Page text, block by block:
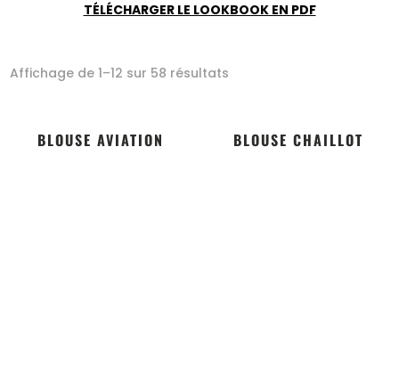
TÉLÉCHARGER LE LOOKBOOK EN PDF
Affichage de 1–12 sur 58 résultats
BLOUSE AVIATION BLOUSE CHAILLOT